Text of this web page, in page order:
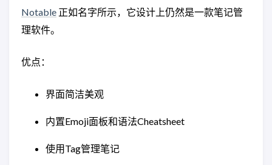
Notable 正如名字所示，它设计上仍然是一款笔记管
理软件。
优点：
界面简洁美观
内置Emoji面板和语法Cheatsheet
使用Tag管理笔记